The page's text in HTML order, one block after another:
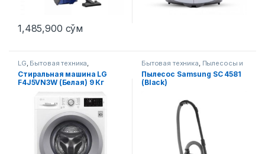
1,485,900 сўм
LG Бытовая техника
Стиральные машины
Стиральная машина LG
F4J5VN3W (Белая) 9 Кг
Бытовая техника Пылесосы и
Пылесос Samsung SC 4581
(Black)